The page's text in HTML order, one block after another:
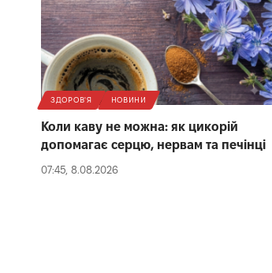
ЗДОРОВ'Я НОВИНИ
Коли каву не можна: як цикорій
допомагає серцю, нервам та печінці
07:45, 8.08.2026